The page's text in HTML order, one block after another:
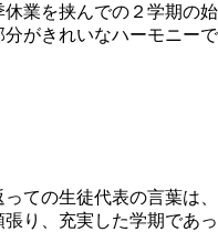
業を挟んでの２学期の
がきれいなハーモニー
ての生徒代表の言葉は
り、充実した学期であ